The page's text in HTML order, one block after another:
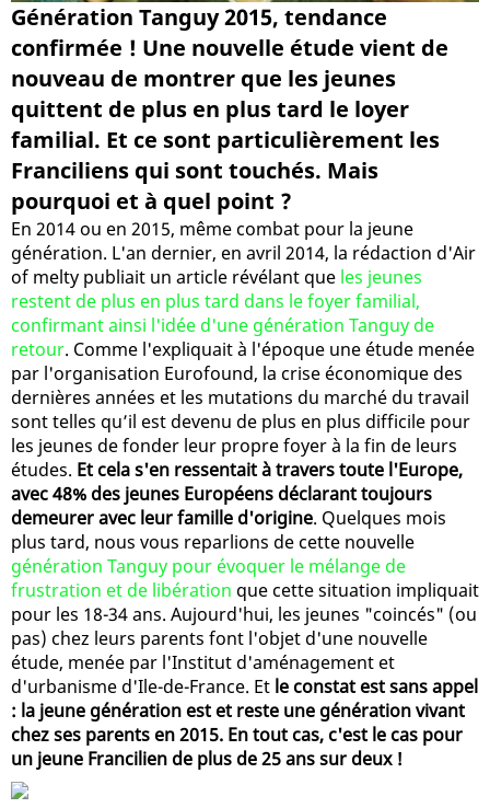
Génération Tanguy 2015, tendance
confirmée ! Une nouvelle étude vient de
nouveau de montrer que les jeunes
quittent de plus en plus tard le loyer
familial. Et ce sont particulièrement les
Franciliens qui sont touchés. Mais
pourquoi et à quel point ?
En 2014 ou en 2015, même combat pour la jeune
génération. L'an dernier, en avril 2014, la rédaction d'Air
of melty publiait un article révélant que les jeunes
restent de plus en plus tard dans le foyer familial,
confirmant ainsi l'idée d'une génération Tanguy de
retour. Comme l'expliquait à l'époque une étude menée
par l'organisation Eurofound, la crise économique des
dernières années et les mutations du marché du travail
sont telles qu’il est devenu de plus en plus difficile pour
les jeunes de fonder leur propre foyer à la fin de leurs
études. Et cela s'en ressentait à travers toute l'Europe,
avec 48% des jeunes Européens déclarant toujours
demeurer avec leur famille d'origine. Quelques mois
plus tard, nous vous reparlions de cette nouvelle
génération Tanguy pour évoquer le mélange de
frustration et de libération que cette situation impliquait
pour les 18-34 ans. Aujourd'hui, les jeunes "coincés" (ou
pas) chez leurs parents font l'objet d'une nouvelle
étude, menée par l'Institut d'aménagement et
d'urbanisme d'Ile-de-France. Et le constat est sans appel
: la jeune génération est et reste une génération vivant
chez ses parents en 2015. En tout cas, c'est le cas pour
un jeune Francilien de plus de 25 ans sur deux !